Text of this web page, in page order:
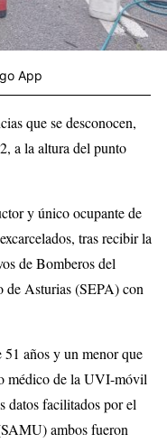
App
que se desconocen,
a la altura del punto
y único ocupante de
tras recibir la
de Bomberos del
de Asturias (SEPA) con
años y un menor que
médico de la UVI-móvil
datos facilitados por el
ambos fueron